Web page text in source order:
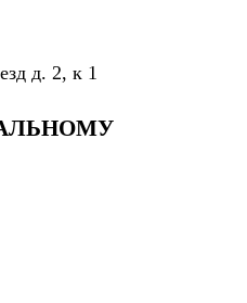
д. 2, к 1